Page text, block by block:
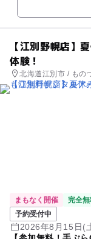
【江別野幌店】
体験！
北海道江別市 / もの
まもなく開催
完全
予約受付中
2026年8月15日(